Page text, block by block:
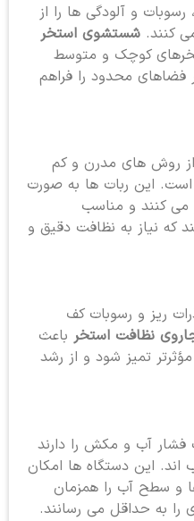
و آلودگی ها را از
کنند. شستشوی استخر
کوچک و متوسط
فضاهای محدود را فراهم
روش های مدرن و کم
این ربات ها به صورت
می کنند و مناسب
که نیاز به نظافت دقیق و
ریز و رسوبات کف
نظافت استخرباعث
تمیز شود و از رشد
فشار آب و مکش را دارند
این دستگاه ها امکان
و سطح آب را همزمان
را به حداقل می رسانند.